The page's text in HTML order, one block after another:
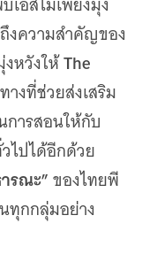
งความสำคัญของ
หวังให้The
งที่ช่วยส่งเสริม
การสอนให้กับ
ไปได้อีกด้วย
รณะ”ของไทยพี
ทุกกลุ่มอย่าง